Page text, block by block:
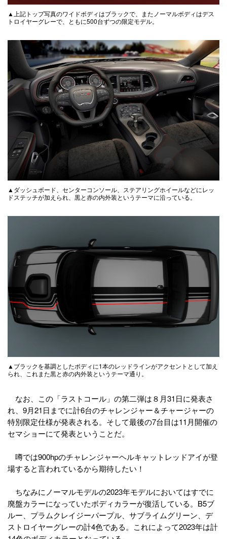
▲上記トップ写真のワイドボディはブラックで、またノーマルボディはデス
トロイヤーグレーで、ともに500台ずつの限定モデル。
▲ダッシュボード、センターコンソール、ステアリングホイールなどにレッ
ドステッチが加えられ、黒と赤の内外装というテーマに沿っている。
▲ブラックを基調としたボディに1本のレッドラインがアクセントとして加え
られ、これまた黒と赤の内外装というテーマ通り。
なお、この「ラストコール」の第二弾は８月31日に発表さ
れ、9月21日までに計6台のチャレンジャー＆チャージャーの
特別限定仕様が発表される。そして最後の7台目は11月開催の
セマショーにて発表ということだ。
噂では900hpのチャレンジャーヘルキャットレッドアイが登
場すると言われているから期待したい！
ちなみにノーマルモデルの2023年モデルにおいてはすでに
廃盤カラーになっていたボディカラーが復活している。B5ブ
ルー、プラムクレイジーパープル、サブライムグリーン、デ
ストロイヤーグレーの計4色である。これによって2023年は計